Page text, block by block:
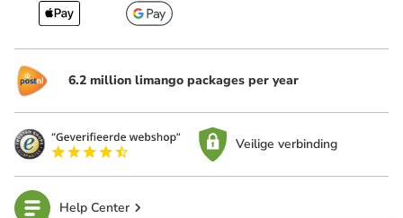
6.2 million limango packages per year
Veilige verbinding
Help Center